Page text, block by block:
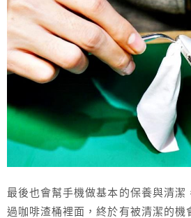
最後也會幫手機做基本的保養與清潔
過咖啡渣桶裡面，終於有被清潔的機